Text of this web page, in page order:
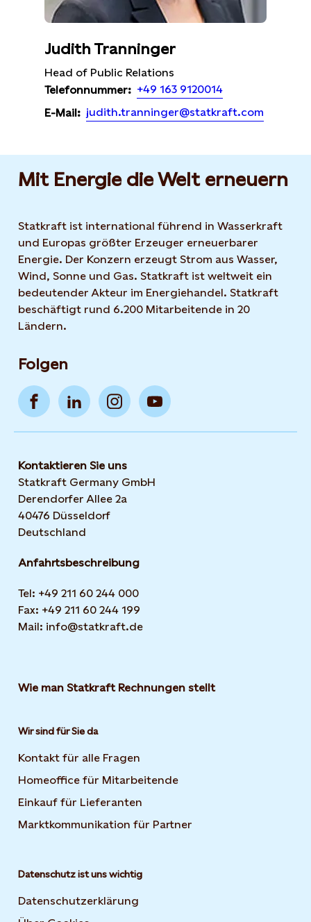
Judith Tranninger
Head of Public Relations
Telefonnummer: +49 163 9120014
E-Mail: judith.tranninger@statkraft.com
Mit Energie die Welt erneuern
Statkraft ist international führend in Wasserkraft
und Europas größter Erzeuger erneuerbarer
Energie. Der Konzern erzeugt Strom aus Wasser,
Wind, Sonne und Gas. Statkraft ist weltweit ein
bedeutender Akteur im Energiehandel. Statkraft
beschäftigt rund 6.200 Mitarbeitende in 20
Ländern.
Folgen
Kontaktieren Sie uns
Statkraft Germany GmbH
Derendorfer Allee 2a
40476 Düsseldorf
Deutschland
Anfahrtsbeschreibung
Tel: +49 211 60 244 000
Fax: +49 211 60 244 199
Mail: info@statkraft.de
Wie man Statkraft Rechnungen stellt
Wir sind für Sie da
Kontakt für alle Fragen
Homeoffice für Mitarbeitende
Einkauf für Lieferanten
Marktkommunikation für Partner
Datenschutz ist uns wichtig
Datenschutzerklärung